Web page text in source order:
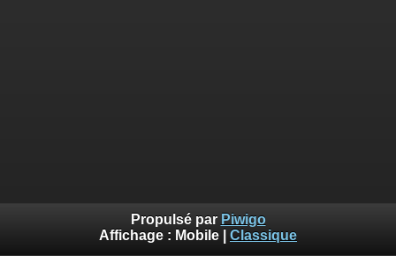
Propulsé par Piwigo
Affichage : Mobile Classique